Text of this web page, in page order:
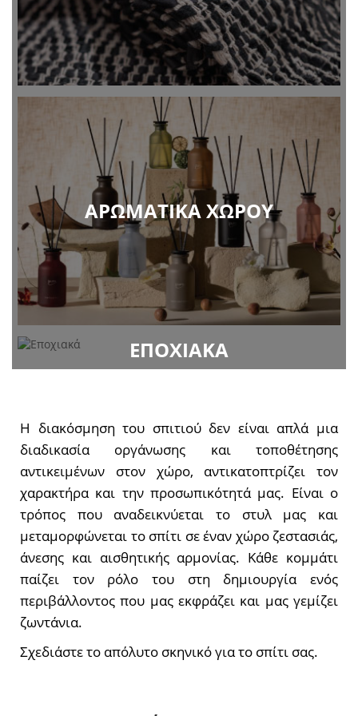
ΑΡΩΜΑΤΙΚΆ ΧΏΡΟΥ
ΕΠΟΧΙΑΚΆ
Η διακόσμηση του σπιτιού δεν είναι απλά μια
διαδικασία οργάνωσης και τοποθέτησης
αντικειμένων στον χώρο, αντικατοπτρίζει τον
χαρακτήρα και την προσωπικότητά μας. Είναι ο
τρόπος που αναδεικνύεται το στυλ μας και
μεταμορφώνεται το σπίτι σε έναν χώρο ζεστασιάς,
άνεσης και αισθητικής αρμονίας. Κάθε κομμάτι
παίζει τον ρόλο του στη δημιουργία ενός
περιβάλλοντος που μας εκφράζει και μας γεμίζει
ζωντάνια.
Σχεδιάστε το απόλυτο σκηνικό για το σπίτι σας.